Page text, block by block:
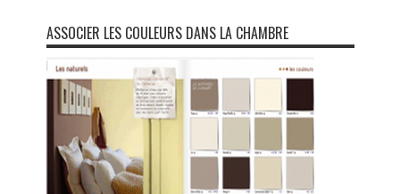
ASSOCIER LES COULEURS DANS LA CHAMBRE